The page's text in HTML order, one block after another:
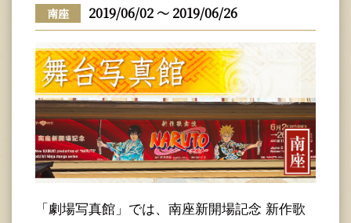
南座 2019/06/02 ～ 2019/06/26
「劇場写真館」では、南座新開場記念 新作歌